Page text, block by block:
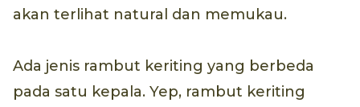
akan terlihat natural dan memukau.
Ada jenis rambut keriting yang berbeda
pada satu kepala. Yep, rambut keriting